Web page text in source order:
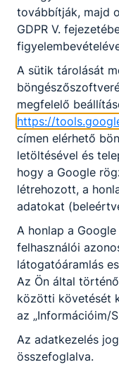
továbbítják, majd
GDPR V.
A sütik tárolását
megfelelő
https://
címen elérhető
letöltésével és
hogy a Google
létrehozott, a
adatokat
A honlap a
felhasználói
látogatóáramlás
Az Ön által
közötti követését
az „Információim/
Az adatkezelés
összefoglalva.